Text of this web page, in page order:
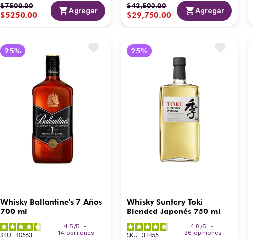
$7500.00
$5250.00 Agregar $42,500.00
$29,750.00 Agregar
Whisky Ballantine's 7 Años
700 ml
4.5 /5
-
14 opiniones
SKU:40563
Whisky Suntory Toki
Blended Japonés 750 ml
4.8 /5
-
26 opiniones
SKU:31455